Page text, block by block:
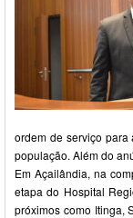
ordem de serviço
população. Além do
Em Açailândia, na
etapa do Hospital
próximos como Itinga,